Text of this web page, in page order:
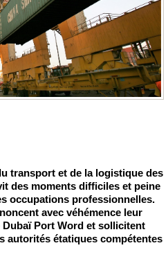
transport et de la logistique des
des moments difficiles et peine
occupations professionnelles.
avec véhémence leur
Port Word et sollicitent
autorités étatiques compétentes